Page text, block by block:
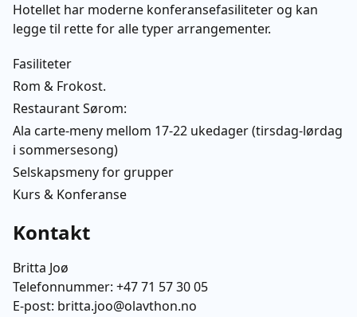
Hotellet har moderne konferansefasiliteter og kan
legge til rette for alle typer arrangementer.
Fasiliteter
Rom & Frokost.
Restaurant Sørom:
Ala carte-meny mellom 17-22 ukedager (tirsdag-lørdag
i sommersesong)
Selskapsmeny for grupper
Kurs & Konferanse
Kontakt
Britta Joø
Telefonnummer: +47 71 57 30 05
E-post: britta.joo@olavthon.no